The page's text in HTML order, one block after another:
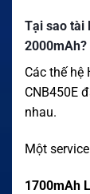
Tại sao tài
2000mAh?
Các thế
CNB450E
nhau.
Một
1700mAh